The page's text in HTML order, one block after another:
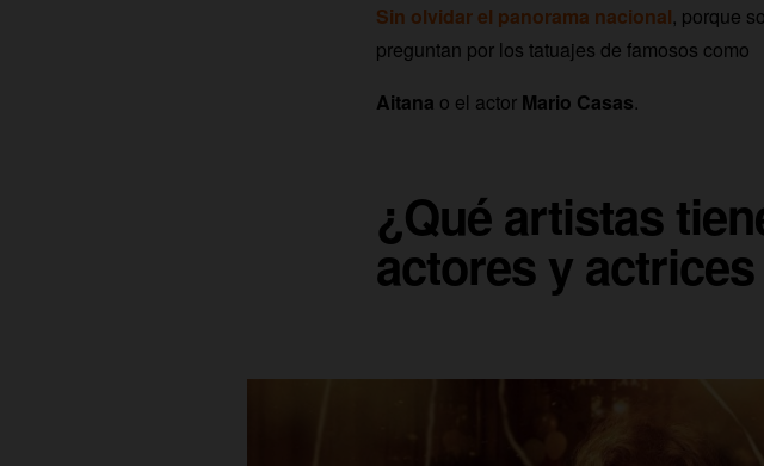
Sin olvidar el panorama nacional, porque
preguntan por los tatuajes de famosos como
Aitana o el actor Mario Casas.
¿Qué artistas
actores y actrices